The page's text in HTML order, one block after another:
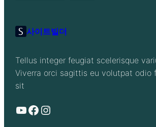
사이트빌더
Tellus integer feugiat scelerisque
Viverra orci sagittis eu volutpat odio
sit
YouTube Facebook Instagram